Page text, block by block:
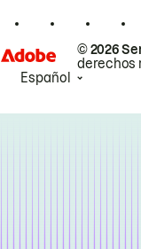
© 2026
derechos
Español